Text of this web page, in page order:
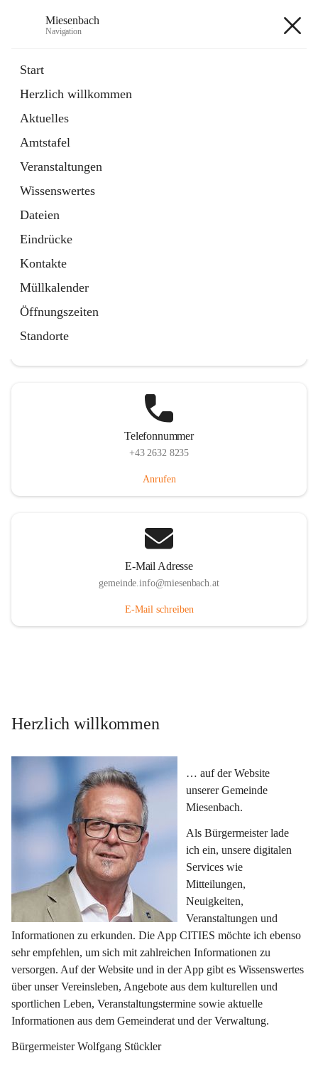
Miesenbach
Navigation
Start
Herzlich willkommen
Aktuelles
Amtstafel
Veranstaltungen
Wissenswertes
Dateien
Eindrücke
Kontakte
Müllkalender
Öffnungszeiten
Standorte
Externe Webseite
in
Tab
Region Schneebergland
Externe Webseite
öffnet
in
neuem
Tab
Telefonnummer
+43 2632 8235
Anrufen
E-Mail Adresse
gemeinde.info@miesenbach.at
E-Mail schreiben
Herzlich willkommen
… auf der Website
unserer Gemeinde
Miesenbach.
Als Bürgermeister lade
ich ein, unsere digitalen
Services wie
Mitteilungen,
Neuigkeiten,
Veranstaltungen und
Informationen zu erkunden. Die App CITIES möchte ich ebenso
sehr empfehlen, um sich mit zahlreichen Informationen zu
versorgen. Auf der Website und in der App gibt es Wissenswertes
über unser Vereinsleben, Angebote aus dem kulturellen und
sportlichen Leben, Veranstaltungstermine sowie aktuelle
Informationen aus dem Gemeinderat und der Verwaltung.
Bürgermeister Wolfgang Stückler